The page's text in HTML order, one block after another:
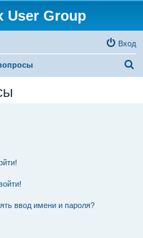
User Group
Вход
ввод имени и пароля?